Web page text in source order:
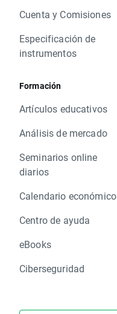
Cuenta y Comisiones
Especificación de
instrumentos
Formación
Artículos educativos
Análisis de mercado
Seminarios online
diarios
Calendario económico
Centro de ayuda
eBooks
Ciberseguridad